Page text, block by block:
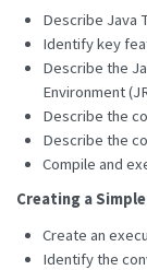
Describe Java
Identify key
Describe the
Environment
Describe the
Describe the
Compile and
Creating a
Create an
Identify the